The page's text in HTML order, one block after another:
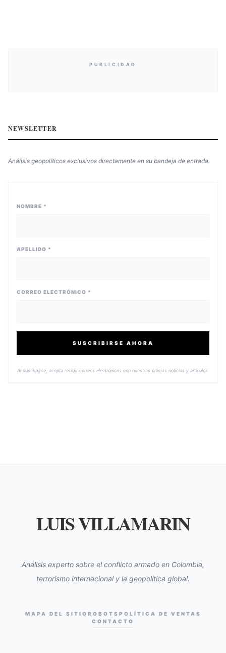
PUBLICIDAD
NEWSLETTER
Análisis geopolíticos exclusivos directamente en su bandeja de entrada.
NOMBRE *
APELLIDO *
CORREO ELECTRÓNICO *
SUSCRIBIRSE AHORA
Al suscribirse, acepta recibir correos electrónicos con nuestras últimas noticias y artículos.
LUIS VILLAMARIN
Análisis experto sobre el conflicto armado en Colombia,
terrorismo internacional y la geopolítica global.
MAPA DEL SITIO ROBOTS POLÍTICA DE VENTAS
CONTACTO